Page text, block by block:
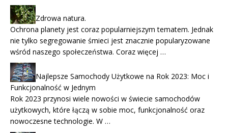
Zdrowa natura.
Ochrona planety jest coraz popularniejszym tematem. Jednak
nie tylko segregowanie śmieci jest znacznie popularyzowane
wśród naszego społeczeństwa. Coraz więcej …
Najlepsze Samochody Użytkowe na Rok 2023: Moc i
Funkcjonalność w Jednym
Rok 2023 przynosi wiele nowości w świecie samochodów
użytkowych, które łączą w sobie moc, funkcjonalność oraz
nowoczesne technologie. W …